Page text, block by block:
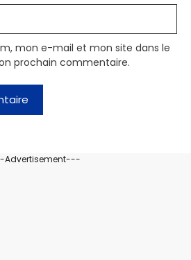
mon e-mail et mon site dans le
prochain commentaire.